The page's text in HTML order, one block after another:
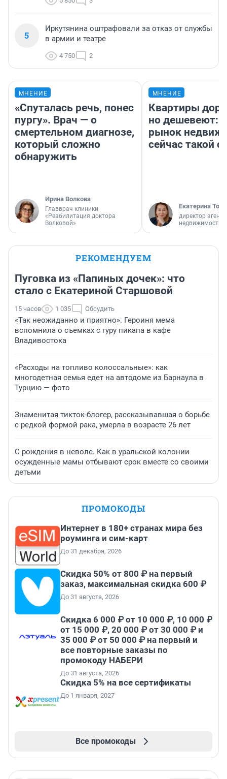
5
Иркутянина оштрафовали за отказ от службы
в армии и театре
4 750 2
МНЕНИЕ
«Спуталась речь, понес
пургу». Врач — о
смертельном диагнозе,
который сложно
обнаружить
Ирина Волкова
Главврач клиники
«Реабилитация доктора
Волковой»
МНЕНИЕ
Квартиры
но дешевеют:
рынок
сейчас такой
Екатерина
директор
недвижимости
РЕКОМЕНДУЕМ
Пуговка из «Папиных дочек»: что
стало с Екатериной Старшовой
15 часов 1 035 Обсудить
«Так неожиданно и приятно». Героиня мема
вспомнила о съемках с гуру пикапа в кафе
Владивостока
«Расходы на топливо колоссальные»: как
многодетная семья едет на автодоме из Барнаула в
Турцию — фото
Знаменитая тикток-блогер, рассказывавшая о борьбе
с редкой формой рака, умерла в возрасте 26 лет
С рождения в неволе. Как в уральской колонии
осужденные мамы отбывают срок вместе со своими
детьми
ПРОМОКОДЫ
Интернет в 180+ странах мира без
роуминга и сим-карт
До 31 декабря, 2026
Скидка 50% от 800 ₽ на первый
заказ, максимальная скидка 600 ₽
До 31 августа, 2026
Скидка 6 000 ₽ от 10 000 ₽, 10 000 ₽
от 15 000 ₽, 20 000 ₽ от 30 000 ₽ и
35 000 ₽ от 50 000 ₽ на первый и
все повторные заказы по
промокоду НАБЕРИ
До 31 августа, 2026
Скидка 5% на все сертификаты
До 1 января, 2027
Все промокоды